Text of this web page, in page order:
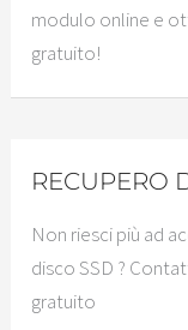
modulo online e
gratuito!
RECUPERO
Non riesci più ad
disco SSD ?
gratuito